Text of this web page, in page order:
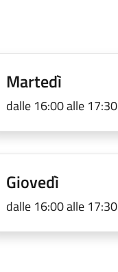
Martedì
dalle 16:00 alle 17:30
Giovedì
dalle 16:00 alle 17:30